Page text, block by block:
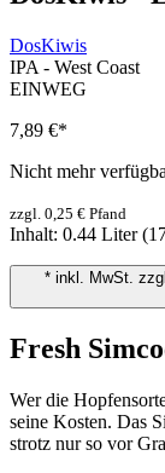
DosKiwis
IPA - West Coast
EINWEG
7,89 €*
Nicht mehr
zzgl. 0,25 € Pfand
Inhalt: 0.44 Liter
* inkl. MwSt.
Fresh
Wer die
seine Kosten. Das
strotz nur so vor